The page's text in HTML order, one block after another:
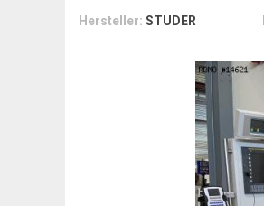
Hersteller: STUDER